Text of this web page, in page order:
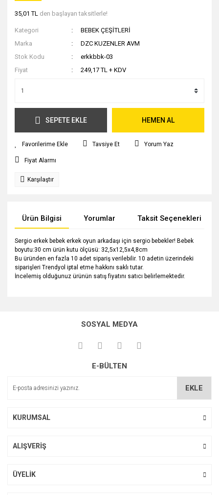
35,01 TL den başlayan taksitlerle!
Kategori
BEBEK ÇEŞİTLERİ
Marka
DZC KUZENLER AVM
Stok Kodu
erkkbbk-03
Fiyat
249,17 TL + KDV
SEPETE EKLE HEMEN AL
Tavsiye Et Yorum Yaz
Fiyat Alarmı
Karşılaştır
Ürün Bilgisi Yorumlar Taksit Seçenekleri
Sergio erkek bebek erkek oyun arkadaşı için sergio bebekler! Bebek
boyutu:30 cm ürün kutu ölçüsü: 32,5x12,5x4,8cm
Bu üründen en fazla 10 adet sipariş verilebilir. 10 adetin üzerindeki
siparişleri Trendyol iptal etme hakkını saklı tutar.
İncelemiş olduğunuz ürünün satış fiyatını satıcı belirlemektedir.
kullanarak tarafımıza iletebilirsiniz.
Görüş ve önerileriniz için teşekkür ederiz.
Ürün açıklamasında eksik bilgiler bulunuyor.
SOSYAL MEDYA
E-BÜLTEN
EKLE
KURUMSAL
ALIŞVERİŞ
ÜYELİK